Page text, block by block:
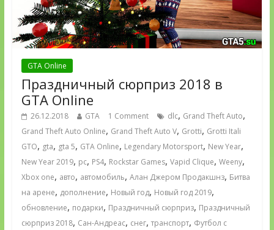
GTA Online
Праздничный сюрприз 2018 в
GTA Online
26.12.2018 GTA 1 Comment dlc, Grand Theft Auto,
Grand Theft Auto Online, Grand Theft Auto V, Grotti, Grotti Itali
GTO, gta, gta 5, GTA Online, Legendary Motorsport, New Year,
New Year 2019, pc, PS4, Rockstar Games, Vapid Clique, Weeny,
Xbox one, авто, автомобиль, Алан Джером Продакшнз, Битва
на арене, дополнение, Новый год, Новый год 2019,
обновление, подарки, Праздничный сюрприз, Праздничный
сюрприз 2018, Сан-Андреас, снег, транспорт, Футбол с